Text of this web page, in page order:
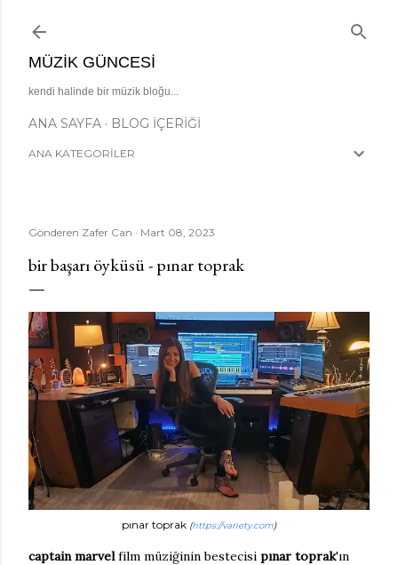
MÜZIK GÜNCESI
kendi halinde bir müzik bloğu...
ANA SAYFA BLOG İÇERIĞI
ANA KATEGORİLER
Gönderen Zafer Can Mart 08, 2023
bir başarı öyküsü - pınar toprak
pınar toprak (https://variety.com)
captain marvelfilm müziğinin bestecisi pınar toprak'ın